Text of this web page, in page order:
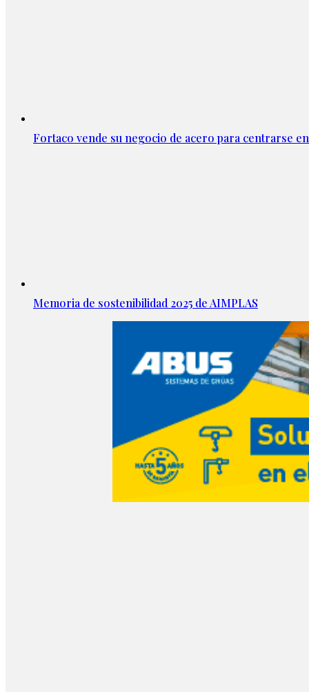
Fortaco vende su negocio de acero para centrarse
Memoria de sostenibilidad 2025 de AIMPLAS